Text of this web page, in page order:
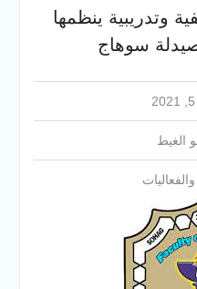
وتدريبية ينظمها
سوهاج
الغيط